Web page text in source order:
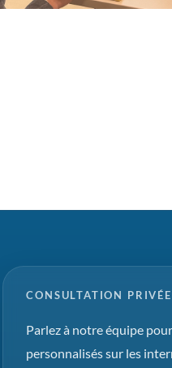
CONSULTATION PRIVÉE
Parlez à notre équipe
personnalisés sur les